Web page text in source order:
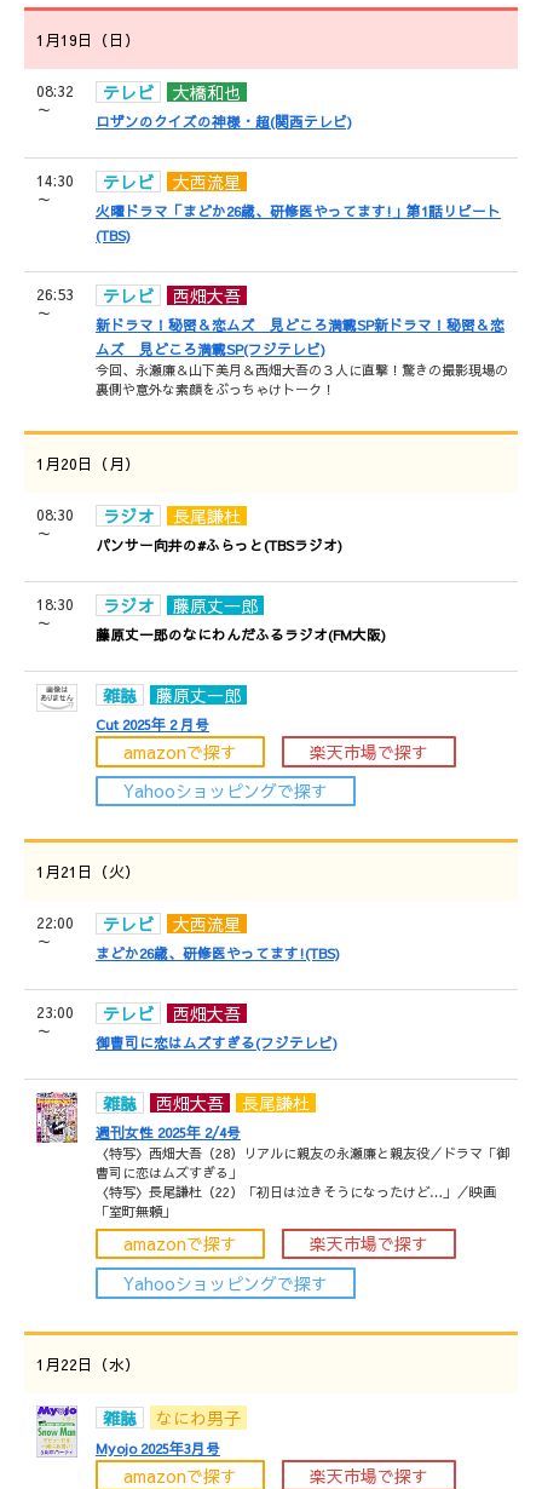
1月19日（日）
08:32
～
テレビ 大橋和也
ロザンのクイズの神様・超(関西テレビ)
14:30
～
テレビ 大西流星
火曜ドラマ「まどか26歳、研修医やってます!」第1話リピート
(TBS)
26:53
～
テレビ 西畑大吾
新ドラマ！秘密＆恋ムズ 見どころ満載SP新ドラマ！秘密＆恋
ムズ 見どころ満載SP(フジテレビ)
今回、永瀬廉＆山下美月＆西畑大吾の３人に直撃！驚きの撮影現場の
裏側や意外な素顔をぶっちゃけトーク！
1月20日（月）
08:30
～
ラジオ 長尾謙杜
パンサー向井の#ふらっと(TBSラジオ)
18:30
～
ラジオ 藤原丈一郎
藤原丈一郎のなにわんだふるラジオ(FM大阪)
雑誌 藤原丈一郎
Cut 2025年 2 月号
amazonで探す
楽天市場で探す
Yahooショッピングで探す
1月21日（火）
22:00
～
テレビ 大西流星
まどか26歳、研修医やってます!(TBS)
23:00
～
テレビ 西畑大吾
御曹司に恋はムズすぎる(フジテレビ)
雑誌 西畑大吾 長尾謙杜
週刊女性 2025年 2/4号
〈特写〉西畑大吾（28）リアルに親友の永瀬廉と親友役／ドラマ「御
曹司に恋はムズすぎる」
〈特写〉長尾謙杜（22）「初日は泣きそうになったけど…」／映画
「室町無頼」
amazonで探す
楽天市場で探す
Yahooショッピングで探す
1月22日（水）
雑誌 なにわ男子
Myojo 2025年3月号
amazonで探す
楽天市場で探す